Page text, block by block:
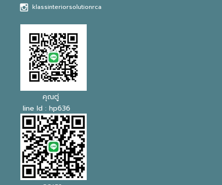
klassinteriorsolutionrca
คุณตู่
line Id : hp636